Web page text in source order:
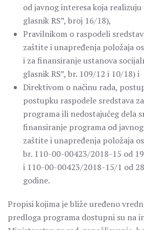
od javnog interesa koja
glasnik RS”, broj 16/18),
Pravilnikom o raspodeli
zaštite i unapređenja položaja
i za finansiranje ustanova
glasnik RS”, br. 109/12 i 10/18) i
Direktivom o načinu rada,
postupku raspodele sredstava
programa ili nedostajućeg dela
finansiranje programa od
zaštite i unapređenja položaja
br. 110-00-00423/2018-15 od
i 110-00-00423/2018-15/1 od
godine.
Propisi kojima je bliže uređeno
predloga programa dostupni su na